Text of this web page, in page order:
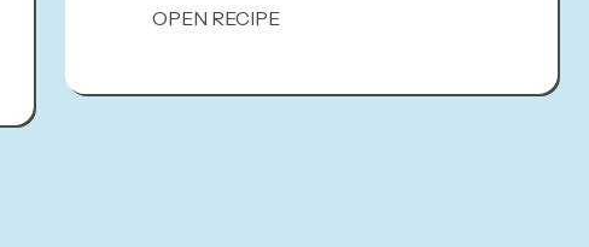
OPEN RECIPE